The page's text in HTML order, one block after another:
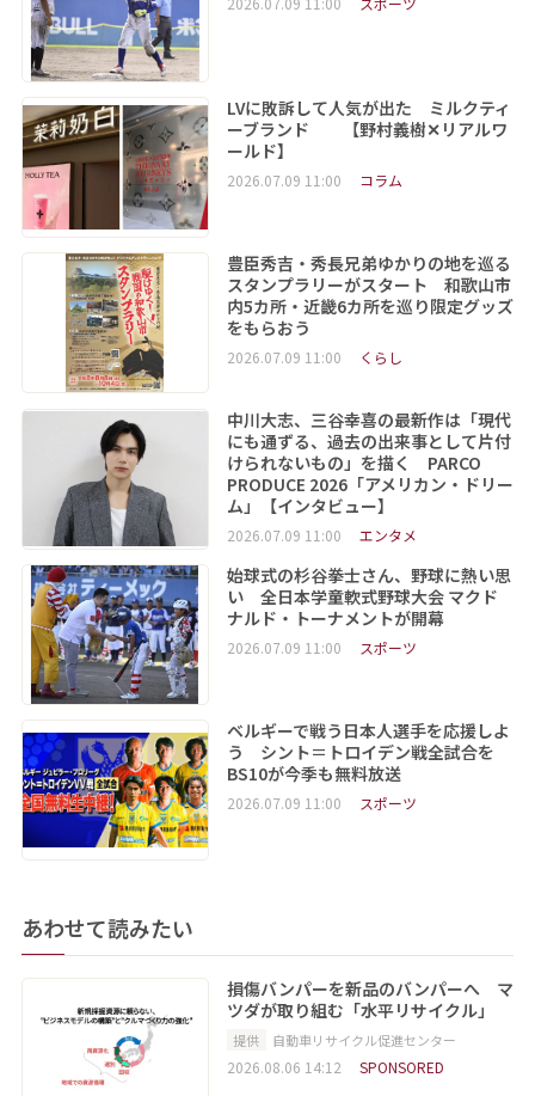
LVに敗訴して人気が出た ミルクティ
ーブランド 【野村義樹✕リアルワ
ールド】
2026.07.09 11:00 コラム
豊臣秀吉・秀長兄弟ゆかりの地を巡る
スタンプラリーがスタート 和歌山市
内5カ所・近畿6カ所を巡り限定グッズ
をもらおう
2026.07.09 11:00 くらし
中川大志、三谷幸喜の最新作は「現代
にも通ずる、過去の出来事として片付
けられないもの」を描く PARCO
PRODUCE 2026「アメリカン・ドリー
ム」【インタビュー】
2026.07.09 11:00 エンタメ
始球式の杉谷拳士さん、野球に熱い思
い 全日本学童軟式野球大会 マクド
ナルド・トーナメントが開幕
2026.07.09 11:00 スポーツ
ベルギーで戦う日本人選手を応援しよ
う シント＝トロイデン戦全試合を
BS10が今季も無料放送
2026.07.09 11:00 スポーツ
あわせて読みたい
損傷バンパーを新品のバンパーへ マ
ツダが取り組む「水平リサイクル」
提供 自動車リサイクル促進センター
2026.08.06 14:12 SPONSORED